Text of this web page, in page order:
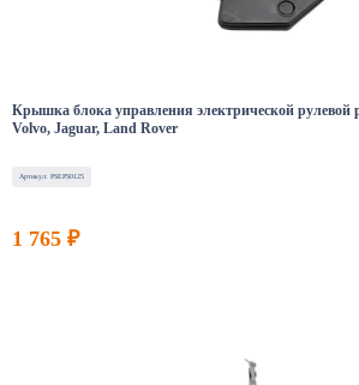
Крышка блока управления электрической рулевой
Volvo, Jaguar, Land Rover
Артикул: PSEPS0125
1 765 ₽